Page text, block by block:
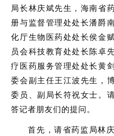
局长林庆斌先生，海南省
册与监督管理处处长潘爵
化厅生物医药处处长侯金
员会科技教育处处长陈卓
疗医药服务管理处处长黄
委会副主任王江波先生，
委员、副局长符祝女士。
答记者朋友们的提问。
首先，请省药监局林